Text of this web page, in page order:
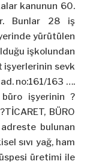
kanunun 60.
Bunlar 28 iş
yürütülen
işkolundan
işyerlerinin sevk
no:161/163 ….
işyerinin ?
BÜRO
adreste bulunan
sıvı yağ, ham
üretimi ile